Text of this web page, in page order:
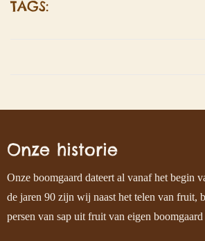
TAGS:
Onze historie
Onze boomgaard dateert al vanaf het begin
de jaren 90 zijn wij naast het telen van fruit,
persen van sap uit fruit van eigen